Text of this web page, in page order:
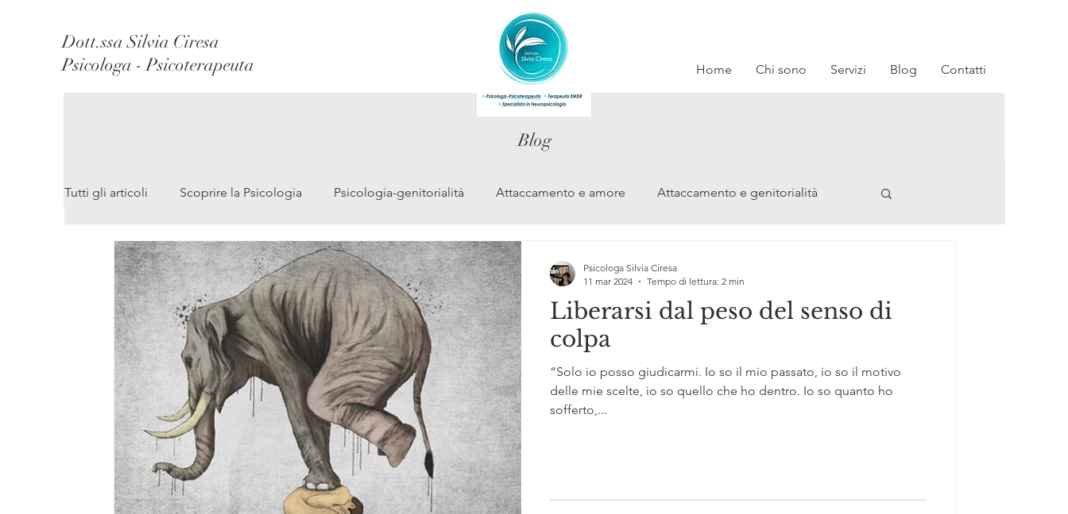
Home Chi sono Servizi Blog Contatti
Dott.ssa Silvia Ciresa
Psicologa - Psicoterapeuta
Blog
Tutti gli articoli Scoprire la Psicologia Psicologia-genitorialità Attaccamento e amore Attaccamento e genitorialità
Liberarsi dal peso del senso di
colpa
“Solo io posso giudicarmi. Io so il mio passato, io so il motivo
delle mie scelte, io so quello che ho dentro. Io so quanto ho
sofferto,...
Psicologa Silvia Ciresa
11 mar 2024
Tempo di lettura: 2 min